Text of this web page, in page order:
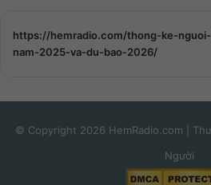
https://hemradio.com/thong-ke-
nam-2025-va-du-bao-2026/
© Copyright 2026 HemRadio.com |
Người